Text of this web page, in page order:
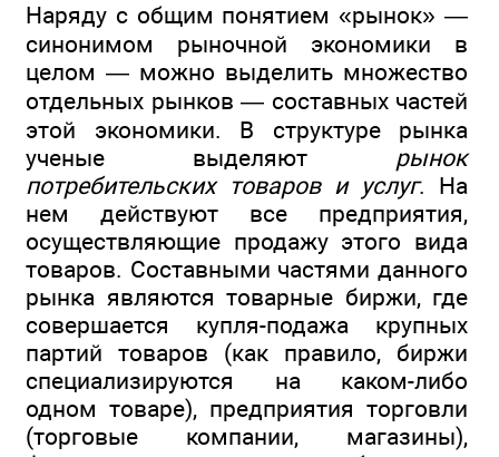
Наряду с общим понятием «рынок» —
синонимом рыночной экономики в
целом — можно выделить множество
отдельных рынков — составных частей
этой экономики. В структуре рынка
ученые выделяют рынок
потребительских товаров и услуг. На
нем действуют все предприятия,
осуществляющие продажу этого вида
товаров. Составными частями данного
рынка являются товарные биржи, где
совершается купля-подажа крупных
партий товаров (как правило, биржи
специализируются на каком-либо
одном товаре), предприятия торговли
(торговые компании, магазины),